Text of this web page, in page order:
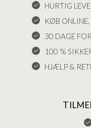
HURTIG
KØB
30 DAGE
100 %
HJÆLP &